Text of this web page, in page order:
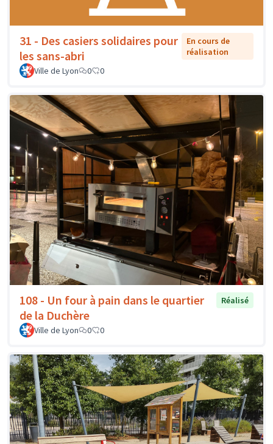
31 - Des casiers solidaires pour
les sans-abri
En cours de
réalisation
Ville de Lyon
0 0
108 - Un four à pain dans le quartier
de la Duchère
Réalisé
Ville de Lyon 0 0